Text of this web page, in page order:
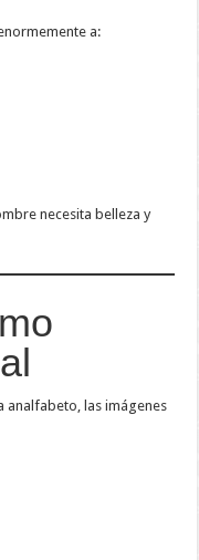
a:
necesita belleza y
analfabeto, las imágenes